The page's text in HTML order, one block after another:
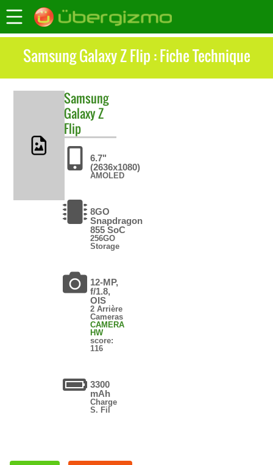
Samsung Galaxy Z Flip : Fiche Technique
Samsung
Galaxy Z
Flip
6.7"
(2636x1080)
AMOLED
8GO
Snapdragon
855 SoC
256GO
Storage
12-MP,
f/1.8,
OIS
2 Arrière
Cameras
CAMERA
HW
score:
116
3300
mAh
Charge
S. Fil